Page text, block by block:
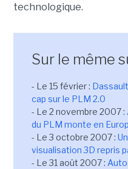
technologique.
Sur le même
- Le 15 février :
cap sur le PLM 2.0
- Le 2 novembre 2007 :
du PLM monte en
- Le 3 octobre 2007 :
visualisation 3D repris
- Le 31 août 2007 :